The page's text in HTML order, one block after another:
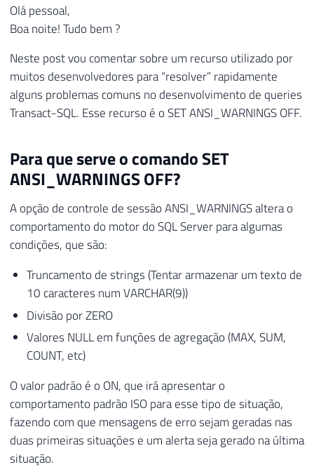
Olá pessoal,
Boa noite! Tudo bem ?
Neste post vou comentar sobre um recurso utilizado por
muitos desenvolvedores para “resolver” rapidamente
alguns problemas comuns no desenvolvimento de queries
Transact-SQL. Esse recurso é o SET ANSI_WARNINGS OFF.
Para que serve o comando SET
ANSI_WARNINGS OFF?
A opção de controle de sessão ANSI_WARNINGS altera o
comportamento do motor do SQL Server para algumas
condições, que são:
Truncamento de strings (Tentar armazenar um texto de
10 caracteres num VARCHAR(9))
Divisão por ZERO
Valores NULL em funções de agregação (MAX, SUM,
COUNT, etc)
O valor padrão é o ON, que irá apresentar o
comportamento padrão ISO para esse tipo de situação,
fazendo com que mensagens de erro sejam geradas nas
duas primeiras situações e um alerta seja gerado na última
situação.